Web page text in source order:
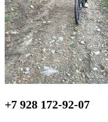
+7 928 172-92-07